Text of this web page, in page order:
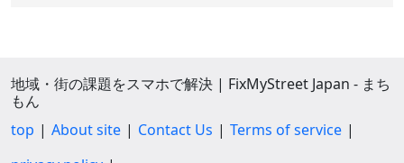
地域・街の課題をスマホで解決 | FixMyStreet Japan - まち
もん
top
About site Contact Us
Terms of service